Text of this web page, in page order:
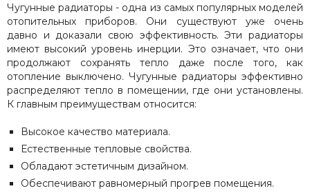
Чугунные радиаторы - одна из самых популярных моделей
отопительных приборов. Они существуют уже очень
давно и доказали свою эффективность. Эти радиаторы
имеют высокий уровень инерции. Это означает, что они
продолжают сохранять тепло даже после того, как
отопление выключено. Чугунные радиаторы эффективно
распределяют тепло в помещении, где они установлены.
К главным преимуществам относится:
Высокое качество материала.
Естественные тепловые свойства.
Обладают эстетичным дизайном.
Обеспечивают равномерный прогрев помещения.